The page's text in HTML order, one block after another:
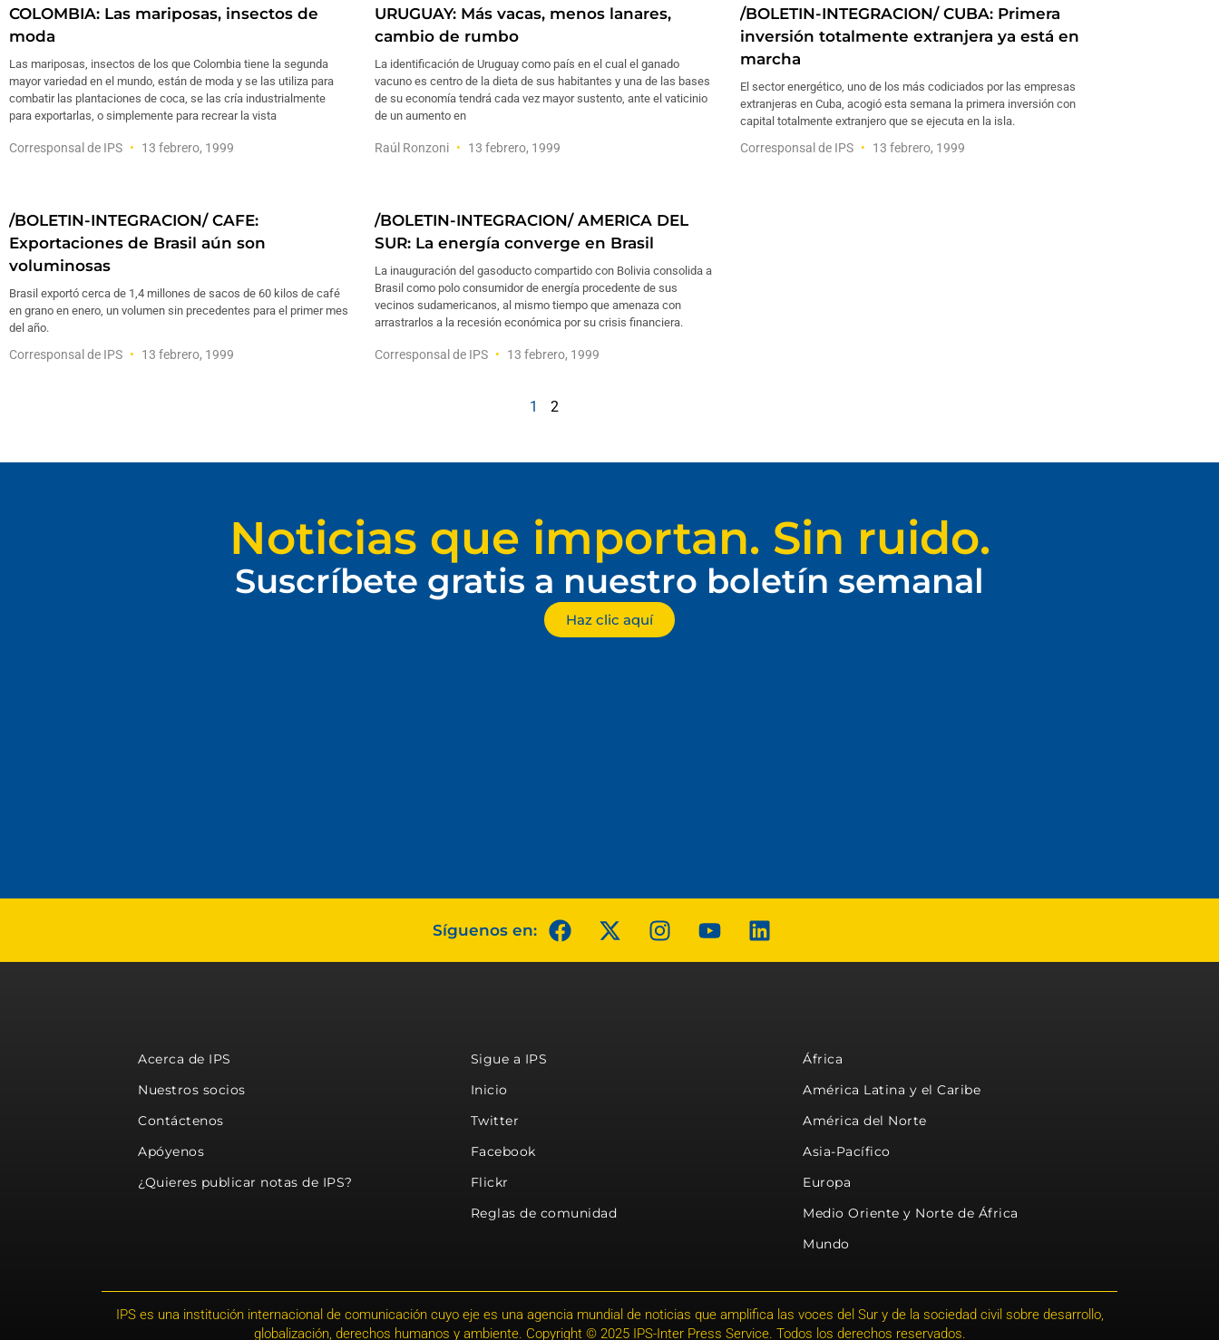
COLOMBIA: Las mariposas, insectos de
moda
Las mariposas, insectos de los que Colombia tiene la segunda
mayor variedad en el mundo, están de moda y se las utiliza para
combatir las plantaciones de coca, se las cría industrialmente
para exportarlas, o simplemente para recrear la vista
Corresponsal de IPS 13 febrero, 1999
URUGUAY: Más vacas, menos lanares,
cambio de rumbo
La identificación de Uruguay como país en el cual el ganado
vacuno es centro de la dieta de sus habitantes y una de las bases
de su economía tendrá cada vez mayor sustento, ante el vaticinio
de un aumento en
Raúl Ronzoni 13 febrero, 1999
/BOLETIN-INTEGRACION/ CUBA: Primera
inversión totalmente extranjera ya está en
marcha
El sector energético, uno de los más codiciados por las empresas
extranjeras en Cuba, acogió esta semana la primera inversión con
capital totalmente extranjero que se ejecuta en la isla.
Corresponsal de IPS 13 febrero, 1999
/BOLETIN-INTEGRACION/ CAFE:
Exportaciones de Brasil aún son
voluminosas
Brasil exportó cerca de 1,4 millones de sacos de 60 kilos de café
en grano en enero, un volumen sin precedentes para el primer mes
del año.
Corresponsal de IPS 13 febrero, 1999
/BOLETIN-INTEGRACION/ AMERICA DEL
SUR: La energía converge en Brasil
La inauguración del gasoducto compartido con Bolivia consolida a
Brasil como polo consumidor de energía procedente de sus
vecinos sudamericanos, al mismo tiempo que amenaza con
arrastrarlos a la recesión económica por su crisis financiera.
Corresponsal de IPS 13 febrero, 1999
1 2
Noticias que importan. Sin ruido.
Suscríbete gratis a nuestro boletín semanal
Haz clic aquí
Síguenos en:
Acerca de IPS
Nuestros socios
Contáctenos
Apóyenos
¿Quieres publicar notas de IPS?
Sigue a IPS
Inicio
Twitter
Facebook
Flickr
Reglas de comunidad
África
América Latina y el Caribe
América del Norte
Asia-Pacífico
Europa
Medio Oriente y Norte de África
Mundo
IPS es una institución internacional de comunicación cuyo eje es una agencia mundial de noticias que amplifica las voces del Sur y de la sociedad civil sobre desarrollo,
globalización, derechos humanos y ambiente. Copyright © 2025 IPS-Inter Press Service. Todos los derechos reservados.